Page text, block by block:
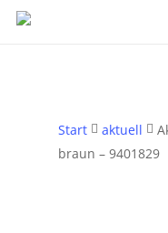
Skip
Start aktuell
braun – 9401829